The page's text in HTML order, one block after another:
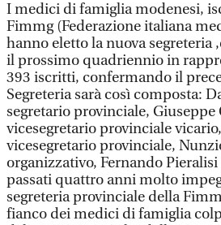
I medici di famiglia modenesi,
Fimmg (Federazione italiana
hanno eletto la nuova segreteria
il prossimo quadriennio in
393 iscritti, confermando il
Segreteria sarà così composta:
segretario provinciale, Giuseppe
vicesegretario provinciale
vicesegretario provinciale,
organizzativo, Fernando Pieralisi
passati quattro anni molto
segreteria provinciale della
fianco dei medici di famiglia